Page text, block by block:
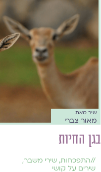
שיר מאת
מאור צברי
בגן החיות
//התפכחות,שירי משבר,
שירים על קושי